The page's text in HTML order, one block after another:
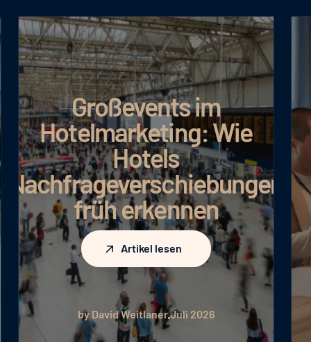
Großevents im
Hotelmarketing: Wie
Hotels
Nachfrageverschiebungen
früh erkennen
Artikel lesen
Artikel lesen
by David WeitlanerJuli 2026